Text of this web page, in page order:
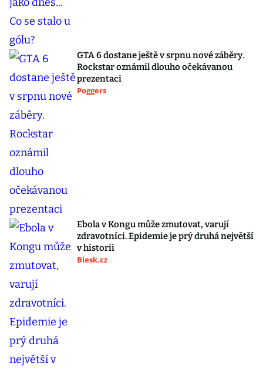
GTA 6 dostane ještě v srpnu nové záběry.
Rockstar oznámil dlouho očekávanou
prezentaci
Poggers
Ebola v Kongu může zmutovat, varují
zdravotníci. Epidemie je prý druhá největší
v historii
Blesk.cz